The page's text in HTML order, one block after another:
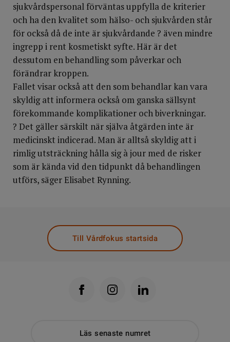
sjukvårdspersonal förväntas uppfylla de kriterier
och ha den kvalitet som hälso- och sjukvården står
för också då de inte är sjukvårdande ? även mindre
ingrepp i rent kosmetiskt syfte. Här är det
dessutom en behandling som påverkar och
förändrar kroppen.
Fallet visar också att den som behandlar kan vara
skyldig att informera också om ganska sällsynt
förekommande komplikationer och biverkningar.
? Det gäller särskilt när själva åtgärden inte är
medicinskt indicerad. Man är alltså skyldig att i
rimlig utsträckning hålla sig à jour med de risker
som är kända vid den tidpunkt då behandlingen
utförs, säger Elisabet Rynning.
Till Vårdfokus startsida
Läs senaste numret